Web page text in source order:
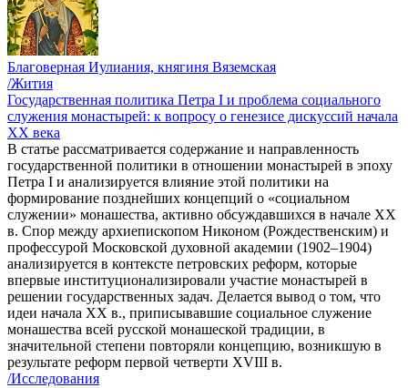
Благоверная Иулиания, княгиня Вяземская
/Жития
Государственная политика Петра I и проблема социального
служения монастырей: к вопросу о генезисе дискуссий начала
ХХ века
В статье рассматривается содержание и направленность
государственной политики в отношении монастырей в эпоху
Петра I и анализируется влияние этой политики на
формирование позднейших концепций о «социальном
служении» монашества, активно обсуждавшихся в начале XX
в. Спор между архиепископом Никоном (Рождественским) и
профессурой Московской духовной академии (1902–1904)
анализируется в контексте петровских реформ, которые
впервые институционализировали участие монастырей в
решении государственных задач. Делается вывод о том, что
идеи начала ХХ в., приписывавшие социальное служение
монашества всей русской монашеской традиции, в
значительной степени повторяли концепцию, возникшую в
результате реформ первой четверти XVIII в.
/Исследования